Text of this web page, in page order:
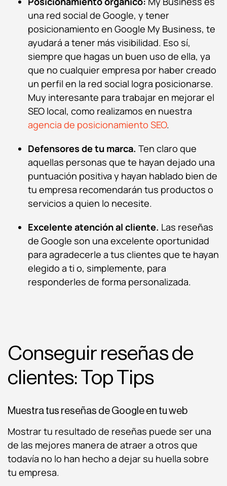
una red social de Google, y tener
posicionamiento en Google My Business, te
ayudará a tener más visibilidad. Eso sí,
siempre que hagas un buen uso de ella, ya
que no cualquier empresa por haber creado
un perfil en la red social logra posicionarse.
Muy interesante para trabajar en mejorar el
SEO local, como realizamos en nuestra
agencia de posicionamiento SEO.
Defensores de tu marca. Ten claro que
aquellas personas que te hayan dejado una
puntuación positiva y hayan hablado bien de
tu empresa recomendarán tus productos o
servicios a quien lo necesite.
Excelente atención al cliente. Las reseñas
de Google son una excelente oportunidad
para agradecerle a tus clientes que te hayan
elegido a ti o, simplemente, para
responderles de forma personalizada.
Conseguir reseñas de
clientes: Top Tips
Muestra tus reseñas de Google en tu web
Mostrar tu resultado de reseñas puede ser una
de las mejores manera de atraer a otros que
todavía no lo han hecho a dejar su huella sobre
tu empresa.